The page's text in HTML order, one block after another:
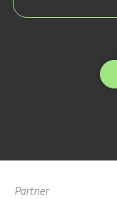
Partner